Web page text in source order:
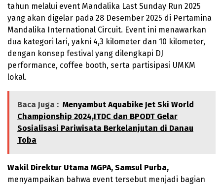
tahun melalui event Mandalika Last Sunday Run 2025
yang akan digelar pada 28 Desember 2025 di Pertamina
Mandalika International Circuit. Event ini menawarkan
dua kategori lari, yakni 4,3 kilometer dan 10 kilometer,
dengan konsep festival yang dilengkapi DJ
performance, coffee booth, serta partisipasi UMKM
lokal.
Baca Juga : Menyambut Aquabike Jet Ski World
Championship 2024,ITDC dan BPODT Gelar
Sosialisasi Pariwisata Berkelanjutan di Danau
Toba
Wakil Direktur Utama MGPA, Samsul Purba,
menyampaikan bahwa event tersebut menjadi bagian